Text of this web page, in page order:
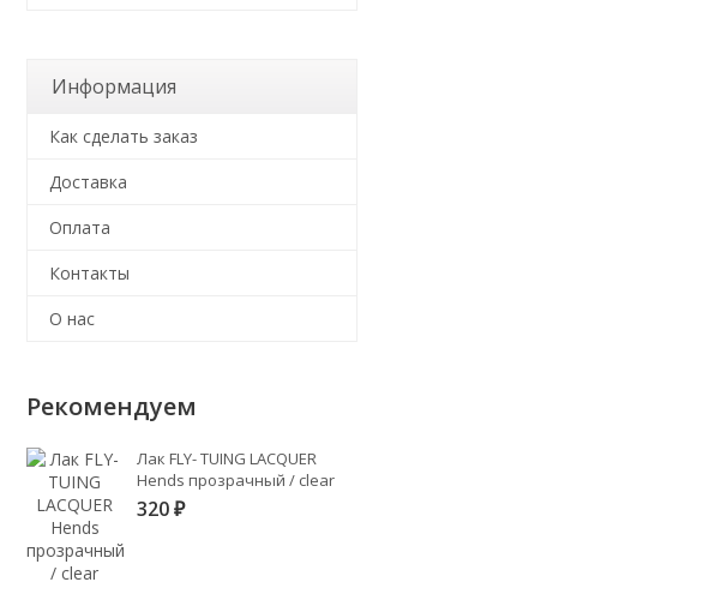
Информация
Как сделать заказ
Доставка
Оплата
Контакты
О нас
Рекомендуем
Лак FLY- TUING LACQUER
Hends прозрачный / clear
320 ₽